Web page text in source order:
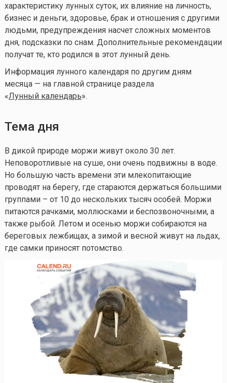
характеристику лунных суток, их влияние на личность,
бизнес и деньги, здоровье, брак и отношения с другими
людьми, предупреждения насчет сложных моментов
дня, подсказки по снам. Дополнительные рекомендации
получат те, кто родился в этот лунный день.
Информация лунного календаря по другим дням
месяца — на главной странице раздела
«Лунный календарь».
Тема дня
В дикой природе моржи живут около 30 лет.
Неповоротливые на суше, они очень подвижны в воде.
Но большую часть времени эти млекопитающие
проводят на берегу, где стараются держаться большими
группами – от 10 до нескольких тысяч особей. Моржи
питаются рачками, моллюсками и беспозвоночными, а
также рыбой. Летом и осенью моржи собираются на
береговых лежбищах, а зимой и весной живут на льдах,
где самки приносят потомство.